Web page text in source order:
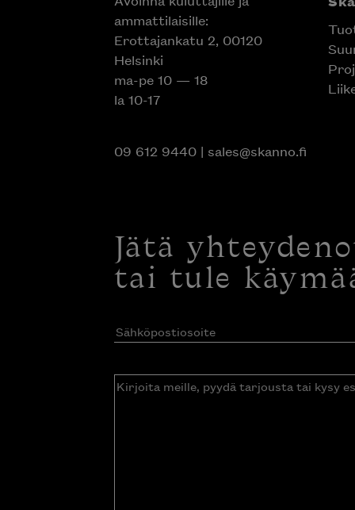
ammattilaisille:
Erottajankatu 2, 00120
Helsinki
ma-pe 10 — 18
la 10-17
09 612 9440| sales@skanno.fi
Jätä
tai tule
Sähköpostiosoite(Pakollinen)
Kirjoita